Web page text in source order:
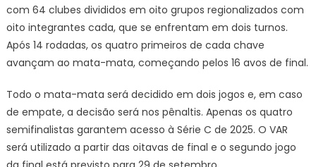
com 64 clubes divididos em oito grupos regionalizados com
oito integrantes cada, que se enfrentam em dois turnos.
Após 14 rodadas, os quatro primeiros de cada chave
avançam ao mata-mata, começando pelos 16 avos de final.
Todo o mata-mata será decidido em dois jogos e, em caso
de empate, a decisão será nos pênaltis. Apenas os quatro
semifinalistas garantem acesso à Série C de 2025. O VAR
será utilizado a partir das oitavas de final e o segundo jogo